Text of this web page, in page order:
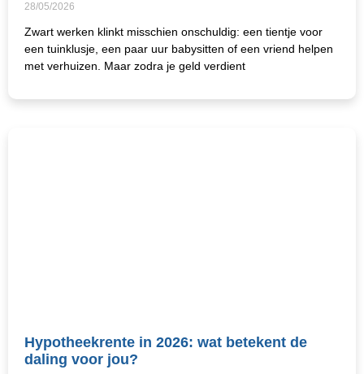
28/05/2026
Zwart werken klinkt misschien onschuldig: een tientje voor
een tuinklusje, een paar uur babysitten of een vriend helpen
met verhuizen. Maar zodra je geld verdient
Hypotheekrente in 2026: wat betekent de
daling voor jou?